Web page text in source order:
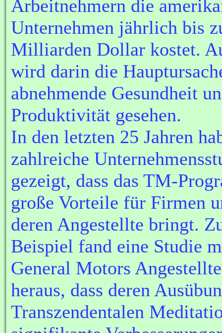
Arbeitnehmern die
Unternehmen jährlich bis
Milliarden Dollar kostet.
wird darin die
abnehmende Gesundheit
Produktivität gesehen.
In den letzten 25 Jahren
zahlreiche
gezeigt, dass das TM-
große Vorteile für Firmen
deren Angestellte bringt.
Beispiel fand eine Studie
General Motors
heraus, dass deren
Transzendentalen